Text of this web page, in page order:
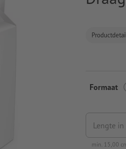
Formaat
Lengte in
min. 15,00